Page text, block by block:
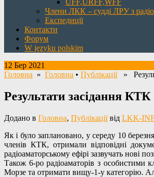
Члени ЛКК – судді ЛРУ з
Експедиції
Контакти
Форум
W języku polskim
12 Бер 2021
Головна » Головна • Публікації»
Результати засідання КТК
Додано в Головна, Публікаціївід LKK-
Як і було заплановано, у середу 10
членів КТК, отримали відповідні
радіоаматорському ефірі зазвучать нові
Також 6-ро радіоаматорів з особистими
Морзе та отримати вищу-1-у категорію.